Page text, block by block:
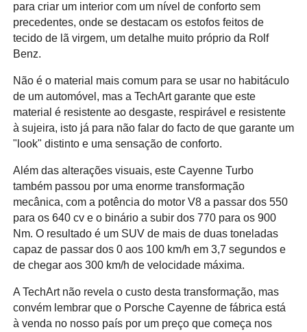
para criar um interior com um nível de conforto sem
precedentes, onde se destacam os estofos feitos de
tecido de lã virgem, um detalhe muito próprio da Rolf
Benz.
Não é o material mais comum para se usar no habitáculo
de um automóvel, mas a TechArt garante que este
material é resistente ao desgaste, respirável e resistente
à sujeira, isto já para não falar do facto de que garante um
"look" distinto e uma sensação de conforto.
Além das alterações visuais, este Cayenne Turbo
também passou por uma enorme transformação
mecânica, com a potência do motor V8 a passar dos 550
para os 640 cv e o binário a subir dos 770 para os 900
Nm. O resultado é um SUV de mais de duas toneladas
capaz de passar dos 0 aos 100 km/h em 3,7 segundos e
de chegar aos 300 km/h de velocidade máxima.
A TechArt não revela o custo desta transformação, mas
convém lembrar que o Porsche Cayenne de fábrica está
à venda no nosso país por um preço que começa nos